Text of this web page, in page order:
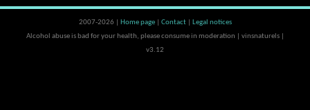
2007-2026 | Home page Contact
Legal notices
Alcohol abuse is bad for your health, please consume in moderation | vinsnaturels |
v3.12